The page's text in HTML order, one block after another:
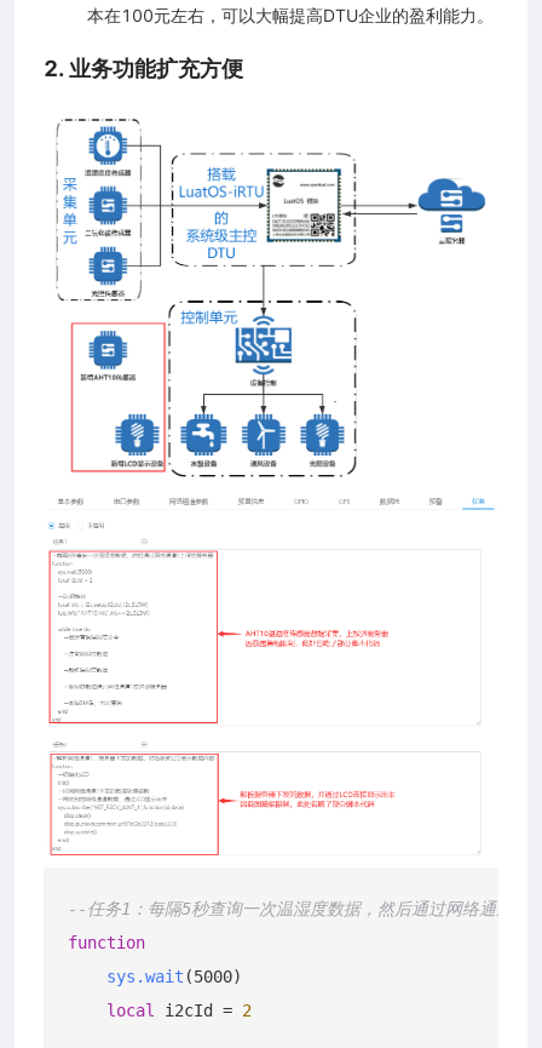
本在100元左右，可以大幅提高DTU企业的盈利能力。
2. 业务功能扩充方便
--任务1：每隔5秒查询一次温湿度数据，然后通过网络通道1
function
sys.wait (5000)
local
i2cId = 2